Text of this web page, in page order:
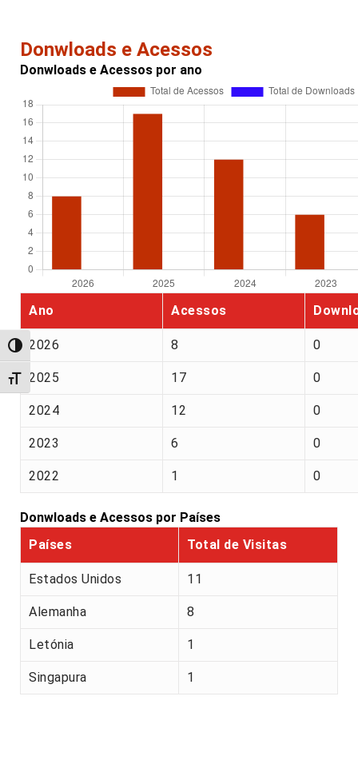
Alternar alto contraste
Alternar tamanho da fonte
Donwloads e Acessos
Donwloads e Acessos por ano
Ano Acessos
2026 8 0
2025 17 0
2024 12 0
2023 6 0
2022 1 0
Donwloads e Acessos por Países
Países
Total de Visitas
Estados Unidos 11
Alemanha 8
Letónia 1
Singapura 1